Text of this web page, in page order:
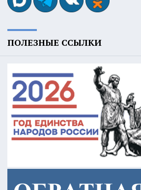
ПОЛЕЗНЫЕ ССЫЛКИ